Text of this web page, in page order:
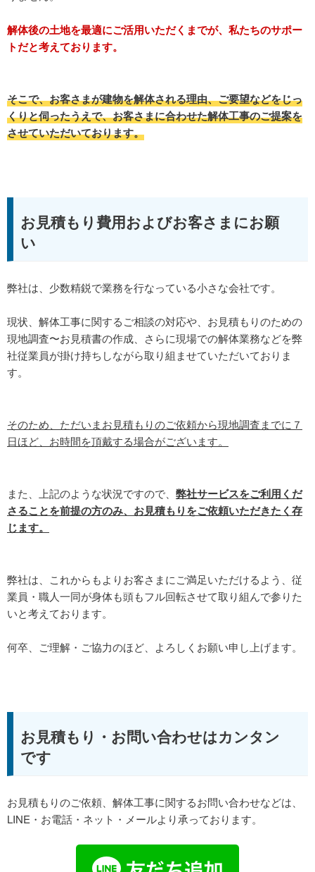
解体後の土地を最適にご活用いただくまでが、私たちのサポー
トだと考えております。
そこで、お客さまが建物を解体される理由、ご要望などをじっ
くりと伺ったうえで、お客さまに合わせた解体工事のご提案を
させていただいております。
お見積もり費用およびお客さまにお願
い
弊社は、少数精鋭で業務を行なっている小さな会社です。
現状、解体工事に関するご相談の対応や、お見積もりのための
現地調査〜お見積書の作成、さらに現場での解体業務などを弊
社従業員が掛け持ちしながら取り組ませていただいておりま
す。
そのため、ただいまお見積もりのご依頼から現地調査までに７
日ほど、お時間を頂戴する場合がございます。
また、上記のような状況ですので、 弊社サービスをご利用くだ
さることを前提の方のみ、お見積もりをご依頼いただきたく存
じます。
弊社は、これからもよりお客さまにご満足いただけるよう、従
業員・職人一同が身体も頭もフル回転させて取り組んで参りた
いと考えております。
何卒、ご理解・ご協力のほど、よろしくお願い申し上げます。
お見積もり・お問い合わせはカンタン
です
お見積もりのご依頼、解体工事に関するお問い合わせなどは、
LINE・お電話・ネット・メールより承っております。